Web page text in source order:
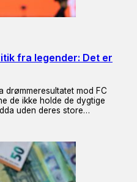
fra legender: Det er
drømmeresultatet mod FC
de ikke holde de dygtige
uden deres store…